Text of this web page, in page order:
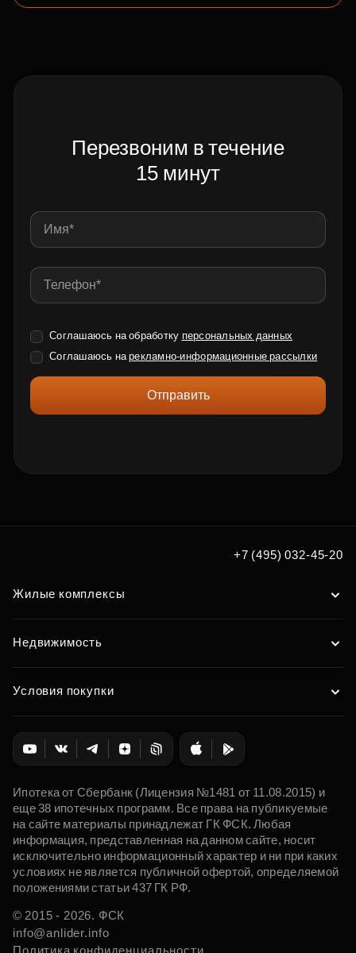
Перезвоним в течение
15 минут
Соглашаюсь на обработку персональных данных
Соглашаюсь нарекламно-информационные рассылки
Отправить
+7 (495) 032-45-20
Жилые комплексы
Недвижимость
Условия покупки
Ипотека от Сбербанк (Лицензия №1481 от 11.08.2015) и
еще 38 ипотечных программ. Все права на публикуемые
на сайте материалы принадлежат ГК ФСК. Любая
информация, представленная на данном сайте, носит
исключительно информационный характер и ни при каких
условиях не является публичной офертой, определяемой
положениями статьи 437 ГК РФ.
© 2015 - 2026. ФСК
info@anlider.info
Политика конфиденциальности